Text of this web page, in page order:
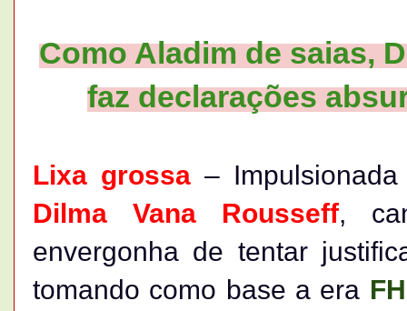
Como Aladim de saias,
faz declarações
Lixa grossa –
Dilma Vana Rousseff,
envergonha de tentar
tomando como base a era